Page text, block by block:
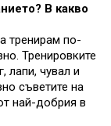
В какво
тренирам по-
Тренировките
лапи, чувал и
съветите на
най-добрия в